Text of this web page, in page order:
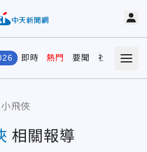
即時 熱門 要聞 社會 娛樂
飛俠
相關報導